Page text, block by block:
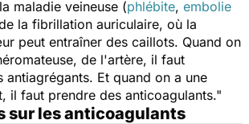
maladie veineuse (phlébite, embolie
la fibrillation auriculaire, où la
peut entraîner des caillots. Quand on
de l'artère, il faut
antiagrégants. Et quand on a une
il faut prendre des anticoagulants."
sur les anticoagulants